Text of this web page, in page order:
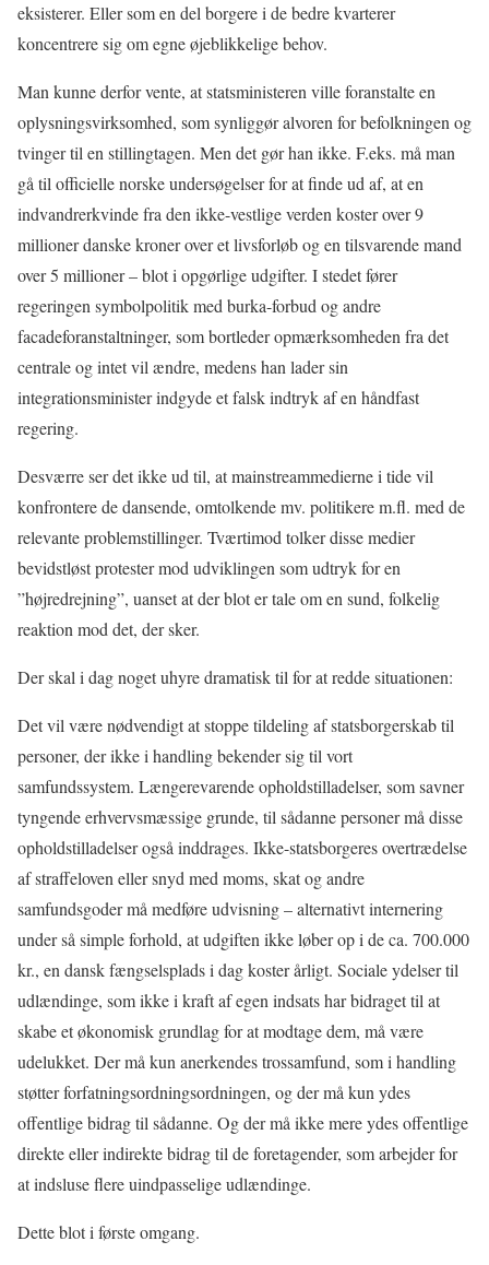
eksisterer. Eller som en del borgere i de bedre kvarterer
koncentrere sig om egne øjeblikkelige behov.
Man kunne derfor vente, at statsministeren ville foranstalte en
oplysningsvirksomhed, som synliggør alvoren for befolkningen og
tvinger til en stillingtagen. Men det gør han ikke. F.eks. må man
gå til officielle norske undersøgelser for at finde ud af, at en
indvandrerkvinde fra den ikke-vestlige verden koster over 9
millioner danske kroner over et livsforløb og en tilsvarende mand
over 5 millioner – blot i opgørlige udgifter. I stedet fører
regeringen symbolpolitik med burka-forbud og andre
facadeforanstaltninger, som bortleder opmærksomheden fra det
centrale og intet vil ændre, medens han lader sin
integrationsminister indgyde et falsk indtryk af en håndfast
regering.
Desværre ser det ikke ud til, at mainstreammedierne i tide vil
konfrontere de dansende, omtolkende mv. politikere m.fl. med de
relevante problemstillinger. Tværtimod tolker disse medier
bevidstløst protester mod udviklingen som udtryk for en
”højredrejning”, uanset at der blot er tale om en sund, folkelig
reaktion mod det, der sker.
Der skal i dag noget uhyre dramatisk til for at redde situationen:
Det vil være nødvendigt at stoppe tildeling af statsborgerskab til
personer, der ikke i handling bekender sig til vort
samfundssystem. Længerevarende opholdstilladelser, som savner
tyngende erhvervsmæssige grunde, til sådanne personer må disse
opholdstilladelser også inddrages. Ikke-statsborgeres overtrædelse
af straffeloven eller snyd med moms, skat og andre
samfundsgoder må medføre udvisning – alternativt internering
under så simple forhold, at udgiften ikke løber op i de ca. 700.000
kr., en dansk fængselsplads i dag koster årligt. Sociale ydelser til
udlændinge, som ikke i kraft af egen indsats har bidraget til at
skabe et økonomisk grundlag for at modtage dem, må være
udelukket. Der må kun anerkendes trossamfund, som i handling
støtter forfatningsordningsordningen, og der må kun ydes
offentlige bidrag til sådanne. Og der må ikke mere ydes offentlige
direkte eller indirekte bidrag til de foretagender, som arbejder for
at indsluse flere uindpasselige udlændinge.
Dette blot i første omgang.